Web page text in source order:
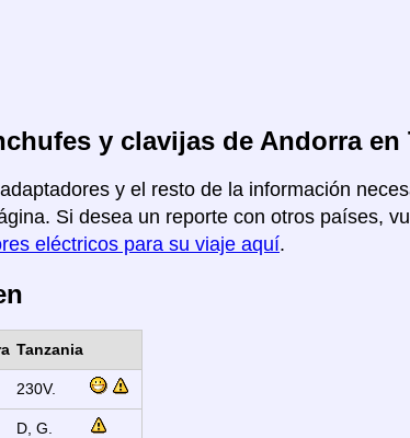
y clavijas de Andorra en
y el resto de la información
Si desea un reporte con otros países,
eléctricos para su viaje aquí.
Tanzania
230V.
D, G.